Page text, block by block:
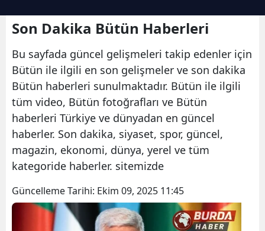
Son Dakika Bütün Haberleri
Bu sayfada güncel gelişmeleri takip edenler için
Bütün ile ilgili en son gelişmeler ve son dakika
Bütün haberleri sunulmaktadır. Bütün ile ilgili
tüm video, Bütün fotoğrafları ve Bütün
haberleri Türkiye ve dünyadan en güncel
haberler. Son dakika, siyaset, spor, güncel,
magazin, ekonomi, dünya, yerel ve tüm
kategoride haberler. sitemizde
Güncelleme Tarihi: Ekim 09, 2025 11:45